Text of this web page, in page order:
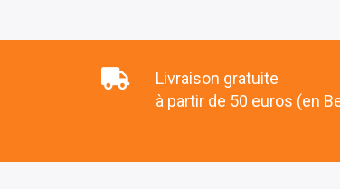
Livraison gratuite
à partir de 50 euros (en